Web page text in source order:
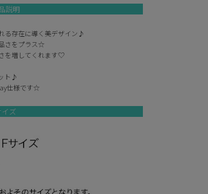
説明
る存在に導く美デザイン♪
さをプラス☆
を増してくれます♡
ト♪
仕様です☆
ズ